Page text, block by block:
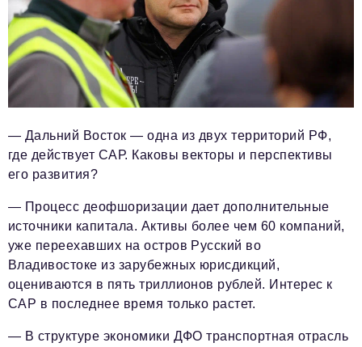
— Дальний Восток — одна из двух территорий РФ,
где действует САР. Каковы векторы и перспективы
его развития?
— Процесс деофшоризации дает дополнительные
источники капитала. Активы более чем 60 компаний,
уже переехавших на остров Русский во
Владивостоке из зарубежных юрисдикций,
оцениваются в пять триллионов рублей. Интерес к
САР в последнее время только растет.
— В структуре экономики ДФО транспортная отрасль